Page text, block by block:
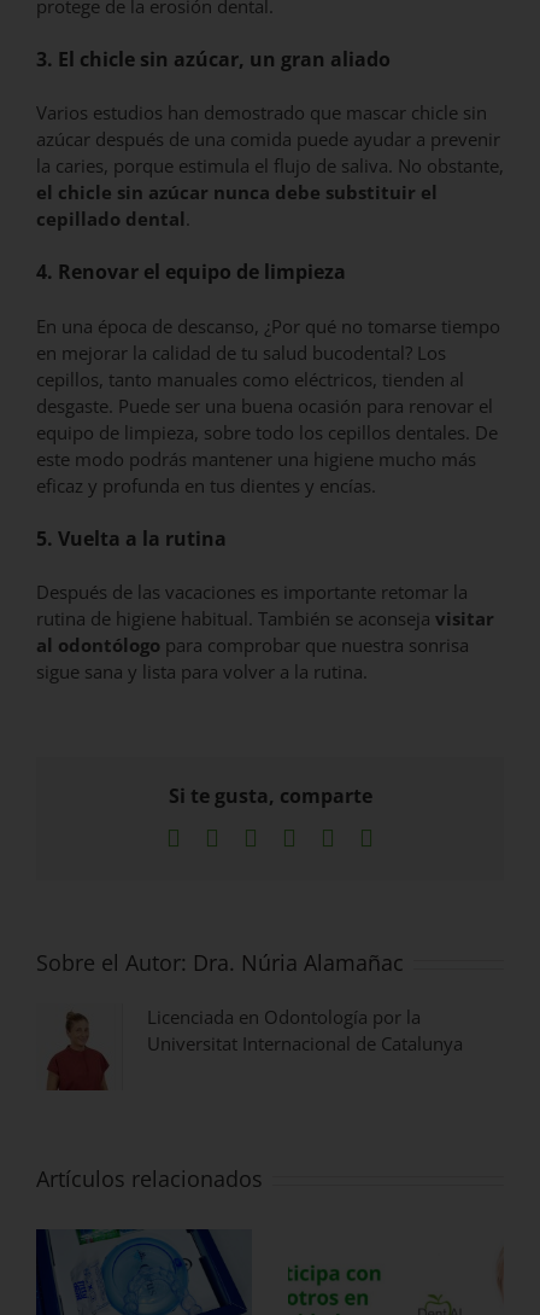
protege de la erosión dental.
3. El chicle sin azúcar, un gran aliado
Varios estudios han demostrado que mascar chicle sin
azúcar después de una comida puede ayudar a prevenir
la caries, porque estimula el flujo de saliva. No obstante,
el chicle sin azúcar nunca debe substituir el
cepillado dental.
4. Renovar el equipo de limpieza
En una época de descanso, ¿Por qué no tomarse tiempo
en mejorar la calidad de tu salud bucodental? Los
cepillos, tanto manuales como eléctricos, tienden al
desgaste. Puede ser una buena ocasión para renovar el
equipo de limpieza, sobre todo los cepillos dentales. De
este modo podrás mantener una higiene mucho más
eficaz y profunda en tus dientes y encías.
5. Vuelta a la rutina
Después de las vacaciones es importante retomar la
rutina de higiene habitual. También se aconseja visitar
al odontólogo para comprobar que nuestra sonrisa
sigue sana y lista para volver a la rutina.
Si te gusta, comparte
Facebook LinkedInWhatsApp
Pinterest
Sobre el Autor: Dra. Núria Alamañac
Licenciada en Odontología por la
Universitat Internacional de Catalunya
Artículos relacionados